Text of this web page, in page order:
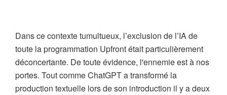
Dans ce contexte tumultueux, l’exclusion de l’IA de
toute la programmation Upfront était particulièrement
déconcertante. De toute évidence, l'ennemie est à nos
portes. Tout comme ChatGPT a transformé la
production textuelle lors de son introduction il y a deux